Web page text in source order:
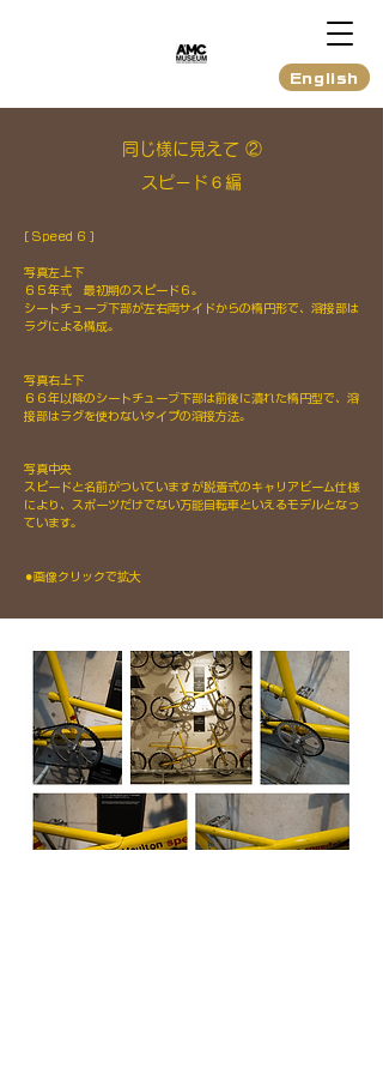
English
同じ様に見えて ②
スピード６編
[ Speed 6 ]
写真左上下
６５年式 最初期のスピード６。
シートチューブ下部が左右両サイドからの楕円形で、溶接部は
ラグによる構成。
写真右上下
６６年以降のシートチューブ下部は前後に潰れた楕円型で、溶
接部はラグを使わないタイプの溶接方法。
写真中央
​スピードと名前がついていますが脱着式のキャリアビーム仕様
により、スポーツだけでない万能自転車といえるモデルとなっ
ています。
​⚫︎画像クリックで拡大